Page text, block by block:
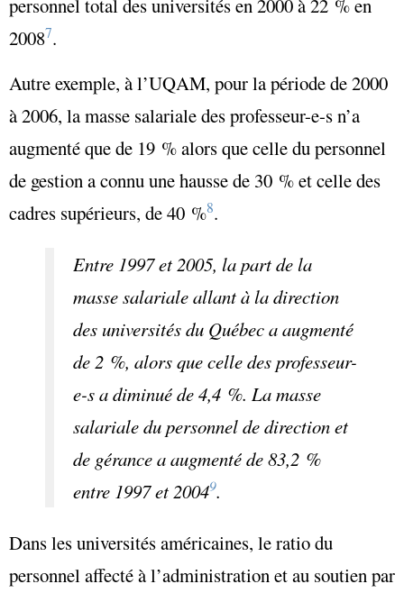
personnel total des universités en 2000 à 22 % en
20087.
Autre exemple, à l’UQAM, pour la période de 2000
à 2006, la masse salariale des professeur-e-s n’a
augmenté que de 19 % alors que celle du personnel
de gestion a connu une hausse de 30 % et celle des
cadres supérieurs, de 40 %8.
Entre 1997 et 2005, la part de la
masse salariale allant à la direction
des universités du Québec a augmenté
de 2 %, alors que celle des professeur-
e-s a diminué de 4,4 %. La masse
salariale du personnel de direction et
de gérance a augmenté de 83,2 %
entre 1997 et 20049.
Dans les universités américaines, le ratio du
personnel affecté à l’administration et au soutien par